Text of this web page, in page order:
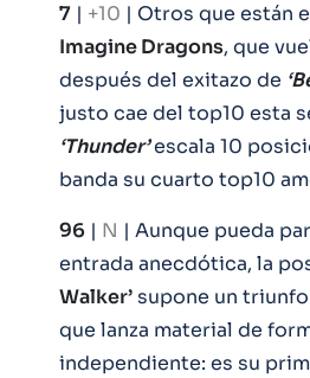
7 | +10 | Otros que están
Imagine Dragons, que
después del exitazo de
justo cae del top10 esta
‘Thunder’escala 10
banda su cuarto top10
96 | N | Aunque pueda
entrada anecdótica, la
Walker’supone un triunfo
que lanza material de
independiente: es su